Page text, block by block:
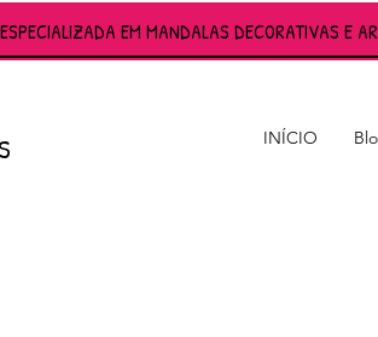
EM MANDALAS DECORATIVAS E
INÍCIO